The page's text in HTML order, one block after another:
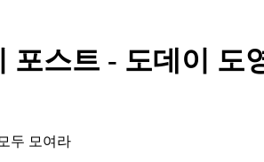
포스트 - 도데이 도
두 모여라